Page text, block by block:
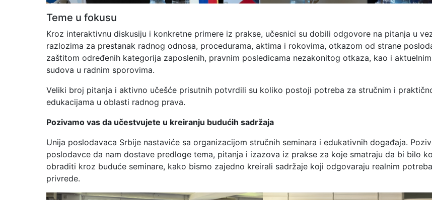
Teme u fokusu
Kroz interaktivnu diskusiju i konkretne primere iz prakse, učesnici su dobili odgovore na pitanja u
razlozima za prestanak radnog odnosa, procedurama, aktima i rokovima, otkazom od strane
zaštitom određenih kategorija zaposlenih, pravnim posledicama nezakonitog otkaza, kao i
sudova u radnim sporovima.
Veliki broj pitanja i aktivno učešće prisutnih potvrdili su koliko postoji potreba za stručnim i
edukacijama u oblasti radnog prava.
Pozivamo vas da učestvujete u kreiranju budućih sadržaja
Unija poslodavaca Srbije nastaviće sa organizacijom stručnih seminara i edukativnih događaja.
poslodavce da nam dostave predloge tema, pitanja i izazova iz prakse za koje smatraju da bi bilo
obraditi kroz buduće seminare, kako bismo zajedno kreirali sadržaje koji odgovaraju realnim
privrede.